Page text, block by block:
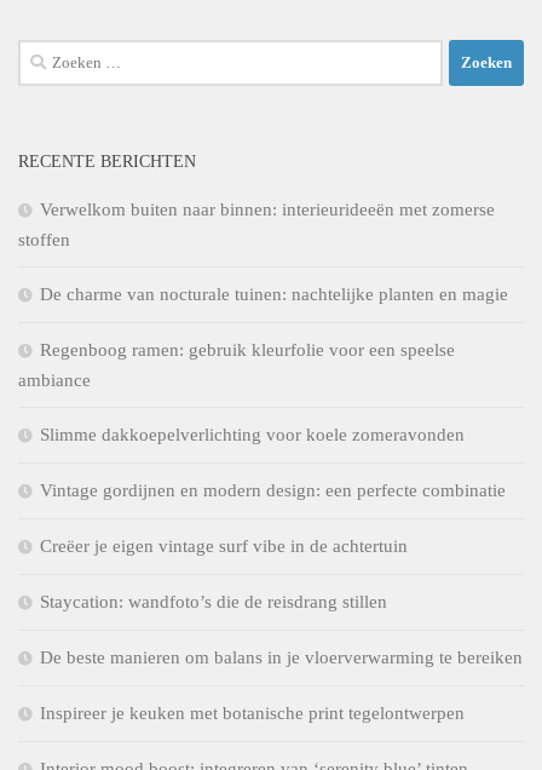
Zoeken
naar:
RECENTE BERICHTEN
Verwelkom buiten naar binnen: interieurideeën met zomerse
stoffen
De charme van nocturale tuinen: nachtelijke planten en magie
Regenboog ramen: gebruik kleurfolie voor een speelse
ambiance
Slimme dakkoepelverlichting voor koele zomeravonden
Vintage gordijnen en modern design: een perfecte combinatie
Creëer je eigen vintage surf vibe in de achtertuin
Staycation: wandfoto’s die de reisdrang stillen
De beste manieren om balans in je vloerverwarming te bereiken
Inspireer je keuken met botanische print tegelontwerpen